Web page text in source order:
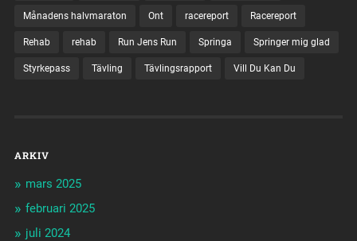
Månadens halvmaraton Ont racereport Racereport
Rehab rehab Run Jens Run Springa Springer mig glad
Styrkepass Tävling Tävlingsrapport Vill Du Kan Du
ARKIV
mars 2025
februari 2025
juli 2024